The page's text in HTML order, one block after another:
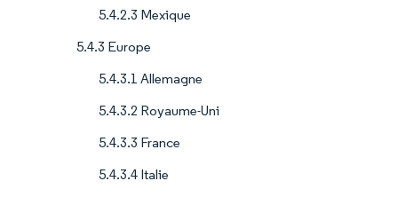
5.4.2.3 Mexique
5.4.3 Europe
5.4.3.1 Allemagne
5.4.3.2 Royaume-Uni
5.4.3.3 France
5.4.3.4 Italie